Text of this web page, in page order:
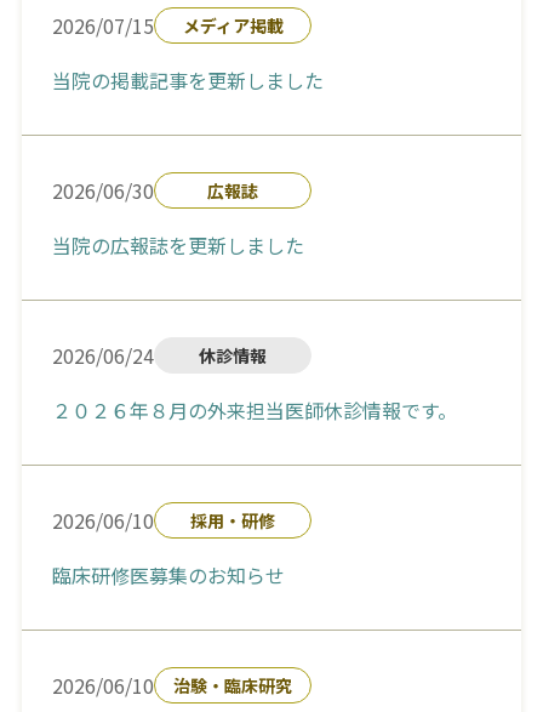
2026/07/15 メディア掲載
当院の掲載記事を更新しました
2026/06/30 広報誌
当院の広報誌を更新しました
2026/06/24 休診情報
２０２６年８月の外来担当医師休診情報です。
2026/06/10 採用・研修
臨床研修医募集のお知らせ
2026/06/10 治験・臨床研究